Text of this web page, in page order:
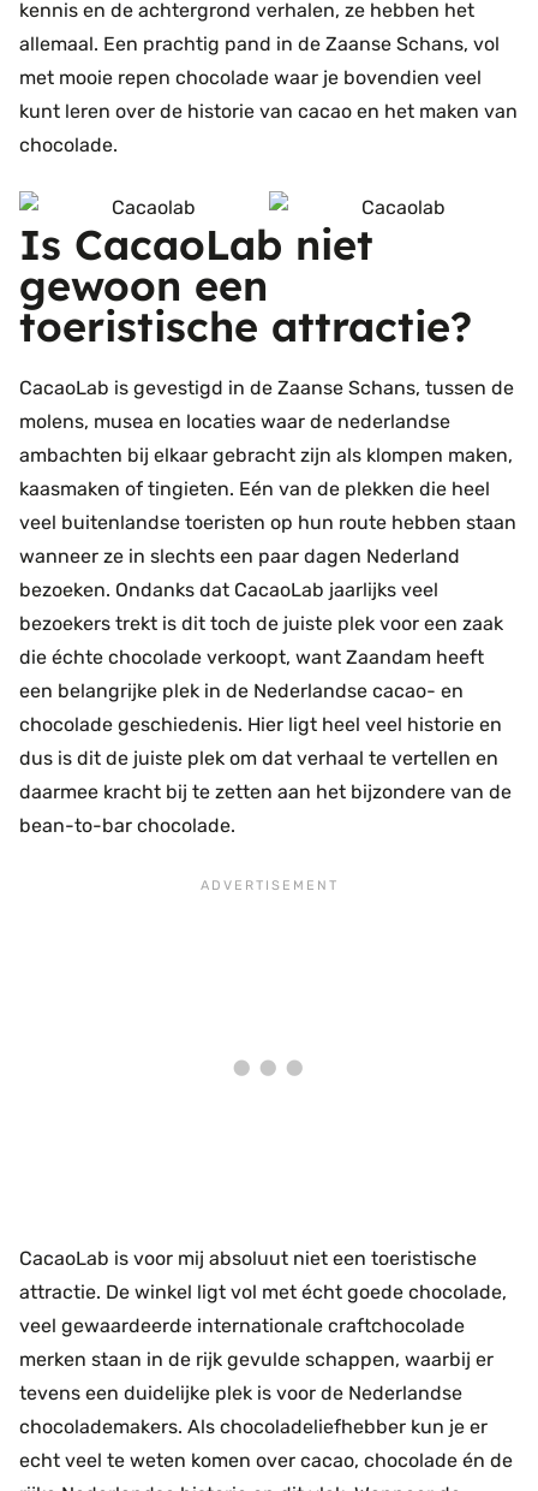
kennis en de achtergrond verhalen, ze hebben het
allemaal. Een prachtig pand in de Zaanse Schans, vol
met mooie repen chocolade waar je bovendien veel
kunt leren over de historie van cacao en het maken van
chocolade.
Is CacaoLab niet
gewoon een
toeristische attractie?
CacaoLab is gevestigd in de Zaanse Schans, tussen de
molens, musea en locaties waar de nederlandse
ambachten bij elkaar gebracht zijn als klompen maken,
kaasmaken of tingieten. Eén van de plekken die heel
veel buitenlandse toeristen op hun route hebben staan
wanneer ze in slechts een paar dagen Nederland
bezoeken. Ondanks dat CacaoLab jaarlijks veel
bezoekers trekt is dit toch de juiste plek voor een zaak
die échte chocolade verkoopt, want Zaandam heeft
een belangrijke plek in de Nederlandse cacao- en
chocolade geschiedenis. Hier ligt heel veel historie en
dus is dit de juiste plek om dat verhaal te vertellen en
daarmee kracht bij te zetten aan het bijzondere van de
bean-to-bar chocolade.
CacaoLab is voor mij absoluut niet een toeristische
attractie. De winkel ligt vol met écht goede chocolade,
veel gewaardeerde internationale craftchocolade
merken staan in de rijk gevulde schappen, waarbij er
tevens een duidelijke plek is voor de Nederlandse
chocolademakers. Als chocoladeliefhebber kun je er
echt veel te weten komen over cacao, chocolade én de